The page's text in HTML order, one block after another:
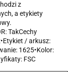
z
a etykiety
TakCechy
/ arkusz:
1625•Kolor:
FSC